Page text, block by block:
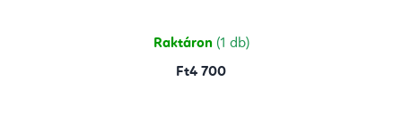
csillag.
Raktáron (1 db)
Ft4 700